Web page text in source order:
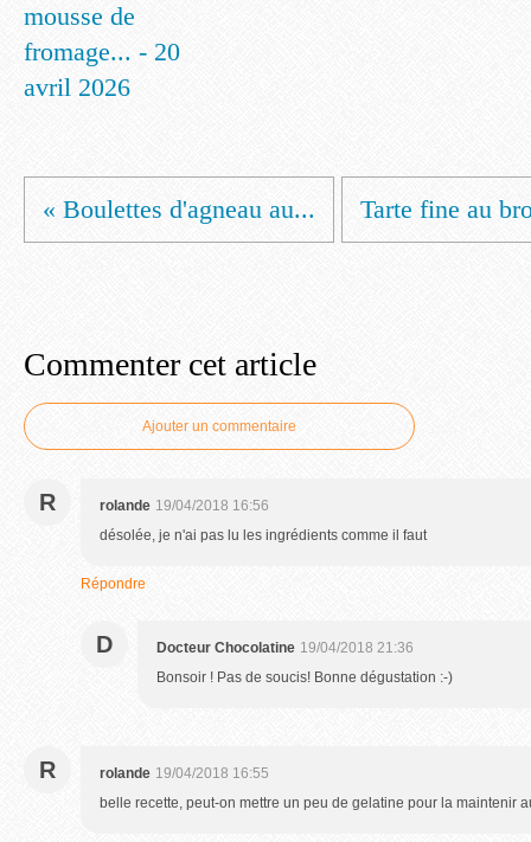
mousse de
fromage... - 20
avril 2026
« Boulettes d'agneau au... Tarte fine au
Commenter cet article
Ajouter un commentaire
R rolande 19/04/2018 16:56
désolée, je n'ai pas lu les ingrédients comme il faut
Répondre
D Docteur Chocolatine 19/04/2018 21:36
Bonsoir ! Pas de soucis! Bonne dégustation :-)
R rolande 19/04/2018 16:55
belle recette, peut-on mettre un peu de gelatine pour la maintenir